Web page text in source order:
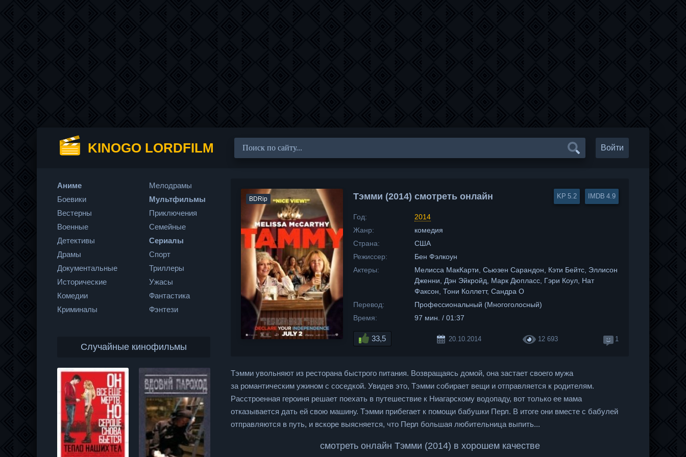
KINOGO LORDFILM Войти
BDRip Тэмми (2014) смотреть онлайн 5.2 4.9
Год:
2014
Жанр:
комедия
Страна:
США
Режиссер:
Бен Фэлкоун
Актеры:
Мелисса МакКарти, Сьюзен Сарандон, Кэти Бейтс, Эллисон
Дженни, Дэн Эйкройд, Марк Дюпласс, Гэри Коул, Нат
Факсон, Тони Коллетт, Сандра О
Перевод:
Профессиональный (Многоголосный)
Время:
97 мин. / 01:37
33,5 20.10.2014 12 693 1
Тэмми увольняют из ресторана быстрого питания. Возвращаясь домой, она застает своего мужа
за романтическим ужином с соседкой. Увидев это, Тэмми собирает вещи и отправляется к родителям.
Расстроенная героиня решает поехать в путешествие к Ниагарскому водопаду, вот только ее мама
отказывается дать ей свою машину. Тэмми прибегает к помощи бабушки Перл. В итоге они вместе с бабулей
отправляются в путь, и вскоре выясняется, что Перл большая любительница выпить...
смотреть онлайн Тэмми (2014) в хорошем качестве
Аниме
Боевики
Вестерны
Военные
Детективы
Драмы
Документальные
Исторические
Комедии
Криминалы
Мелодрамы
Мультфильмы
Приключения
Семейные
Сериалы
Спорт
Триллеры
Ужасы
Фантастика
Фэнтези
Случайные кинофильмы